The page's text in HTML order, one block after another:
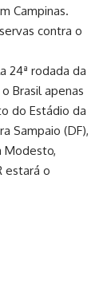
Campinas.
contra o
24ª rodada da
Brasil apenas
do Estádio da
Sampaio (DF),
Modesto,
estará o